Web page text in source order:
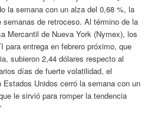
la semana con un alza del 0,68 %, la
de retroceso. Al término de la
Mercantil de Nueva York (Nymex), los
para entrega en febrero próximo, que
subieron 2,44 dólares respecto al
días de fuerte volatilidad, el
Estados Unidos cerró la semana con un
le sirvió para romper la tendencia